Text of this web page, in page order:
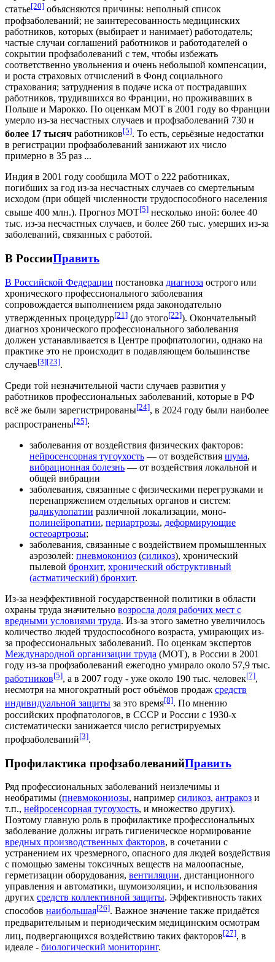
статье[20] объясняются причины: неполный список
профзаболеваний; не заинтересованность медицинских
работников, которых (выбирает и нанимает) работодатель;
частые случаи соглашений работников и работодателей о
сокрытии профзаболеваний с тем, чтобы избежать
соответственно увольнения и очень небольшой компенсации,
и роста страховых отчислений в Фонд социального
страхования; затруднения в подаче иска от пострадавших
работников, трудившихся во Франции, но проживавших в
Польше и Марокко. По оценкам МОТ в 2001 году во Франции
умерло из-за несчастных случаев и профзаболеваний 730 и
более 17 тысяч работников[5]. То есть, серьёзные недостатки
в регистрации профзаболеваний занижают их число
примерно в 35 раз ...
Индия в 2001 году сообщила МОТ о 222 работниках,
погибших за год из-за несчастных случаев со смертельным
исходом (при общей численности трудоспособного населения
свыше 400 млн.). Прогноз МОТ[5] несколько иной: более 40
тыс. из-за несчастных случаев, и более 260 тыс. умерших из-за
заболеваний, связанных с работой.
В РоссииПравить
В Российской Федерации постановка диагноза острого или
хронического профессионального заболевания
сопровождается выполнением ряда законодательно
утвержденных процедурр[21] (до этого[22]). Окончательный
диагноз хронического профессионального заболевания
должен устанавливается в Центре профпатологии, однако на
практике это не происходит в подавляющем большинстве
случаев[3][23].
Среди той незначительной части случаев развития у
работников профессиональных заболеваний, которые в РФ
всё же были зарегистрированы[24], в 2024 году были наиболее
распространены[25]:
заболевания от воздействия физических факторов:
нейросенсорная тугоухость — от воздействия шума,
вибрационная болезнь — от воздействия локальной и
общей вибрации
заболевания, связанные с физическими перегрузками и
перенапряжением отдельных органов и систем:
радикулопатии различной локализации, моно-
полинейропатии, периартрозы, деформирующие
остеоартрозы;
заболевания, связанные с воздействием промышленных
аэрозолей: пневмокониоз (силикоз), хронический
пылевой бронхит, хронический обструктивный
(астматический) бронхит.
Из-за неэффективной государственной политики в области
охраны труда значительно возросла доля рабочих мест с
вредными условиями труда. Из-за этого заметно увеличилось
количество людей трудоспособного возраста, умирающих из-
за профессиональных заболеваний. По оценкам экспертов
Международной организации труда (МОТ), в России в 2001
году из-за профзаболеваний ежегодно умирало около 57,9 тыс.
работников[5], а в 2007 году - уже около 190 тыс. человек[7],
несмотря на многократный рост объёмов продаж средств
индивидуальной защиты за это время[8]. По мнению
российских профпатологов, в СССР и России с 1930-х
систематически занижается число регистрируемых
профзаболеваний[3].
Профилактика профзаболеванийПравить
Ряд профессиональных заболеваний неизлечимы и
необратимы (пневмокониозы, например силикоз, антракоз и
т.п., нейросенсорная тугоухость, и множество других).
Поэтому главную роль в профилактике профессиональных
заболевание должны играть гигиеническое нормирование
вредных производственных факторов, в сочетании с
устранением их чрезмерного, опасного для людей воздействия
с помощью замены токсичных веществ на малоопасные,
герметизации оборудования, вентиляции, дистанционного
управления и автоматики, шумоизоляции, и использования
других средств коллективной защиты. Эффективность таких
способов наибольшая[26]. Важное значение также придаётся
предварительным и периодическим медицинским осмотрам
лиц, подвергающихся воздействию таких факторов[27], в
идеале - биологический мониторинг.